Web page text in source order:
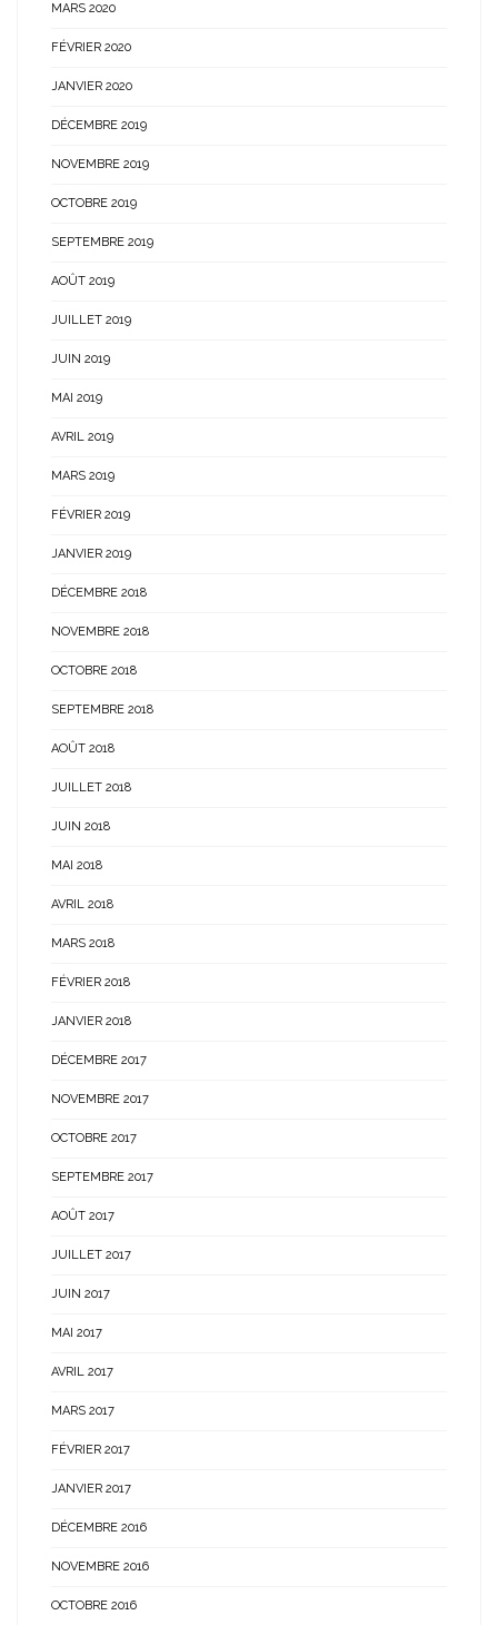
MARS 2020
FÉVRIER 2020
JANVIER 2020
DÉCEMBRE 2019
NOVEMBRE 2019
OCTOBRE 2019
SEPTEMBRE 2019
AOÛT 2019
JUILLET 2019
JUIN 2019
MAI 2019
AVRIL 2019
MARS 2019
FÉVRIER 2019
JANVIER 2019
DÉCEMBRE 2018
NOVEMBRE 2018
OCTOBRE 2018
SEPTEMBRE 2018
AOÛT 2018
JUILLET 2018
JUIN 2018
MAI 2018
AVRIL 2018
MARS 2018
FÉVRIER 2018
JANVIER 2018
DÉCEMBRE 2017
NOVEMBRE 2017
OCTOBRE 2017
SEPTEMBRE 2017
AOÛT 2017
JUILLET 2017
JUIN 2017
MAI 2017
AVRIL 2017
MARS 2017
FÉVRIER 2017
JANVIER 2017
DÉCEMBRE 2016
NOVEMBRE 2016
OCTOBRE 2016